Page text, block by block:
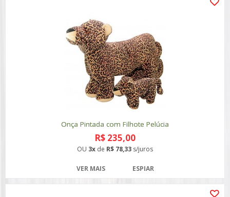
Onça Pintada com Filhote Pelúcia
R$ 235,00
OU 3x de R$ 78,33 s/juros
VER MAIS ESPIAR